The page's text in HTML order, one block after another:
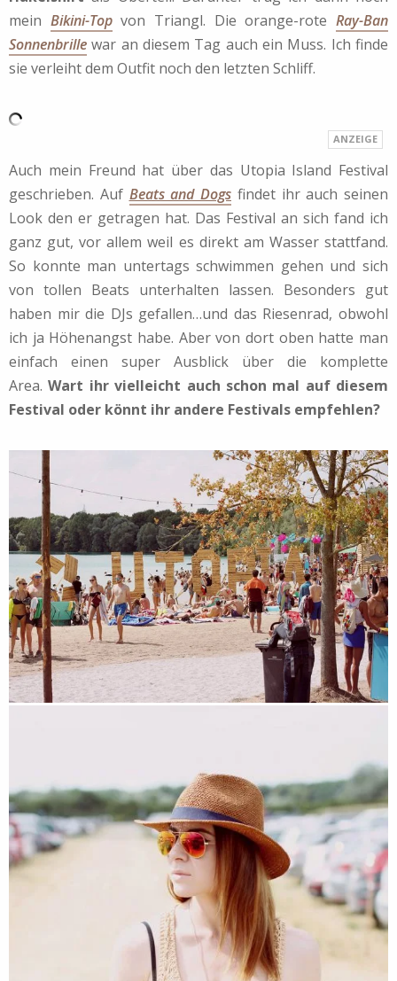
mein Bikini-Topvon Triangl. Die orange-roteRay-Ban
Sonnenbrille war an diesem Tag auch ein Muss. Ich finde
sie verleiht dem Outfit noch den letzten Schliff.
Auch mein Freund hat über das Utopia Island Festival
geschrieben. Auf Beats and Dogs findet ihr auch seinen
Look den er getragen hat. Das Festival an sich fand ich
ganz gut, vor allem weil es direkt am Wasser stattfand.
So konnte man untertags schwimmen gehen und sich
von tollen Beats unterhalten lassen. Besonders gut
haben mir die DJs gefallen…und das Riesenrad, obwohl
ich ja Höhenangst habe. Aber von dort oben hatte man
einfach einen super Ausblick über die komplette
Area.Wart ihr vielleicht auch schon mal auf diesem
Festival oder könnt ihr andere Festivals empfehlen?